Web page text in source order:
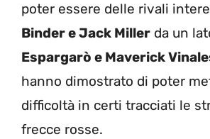
poter essere delle rivali
Binder e Jack Miller da un
Espargarò e Maverick
hanno dimostrato di poter
difficoltà in certi tracciati le
frecce rosse.